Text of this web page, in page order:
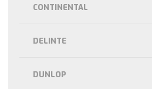
CONTINENTAL
DELINTE
DUNLOP